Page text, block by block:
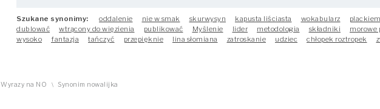
Szukane synonimy: oddalenie nie w smak skurwysyn kapusta liściasta wokabularz plackiem
dublować
wtrącony do więzienia publikować Myślenie lider metodologia składniki morowe
wysoko
fantazja tańczyć przepięknie lina słomiana zatroskanie udziec chłopek roztropek
Wyrazy na NO \ Synonim nowalijka